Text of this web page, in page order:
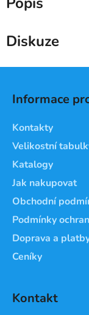
Diskuze
Informace
Kontakty
Velikostní
Katalogy
Jak nakupovat
Obchodní
Podmínky
Doprava a
Ceníky
Kontakt